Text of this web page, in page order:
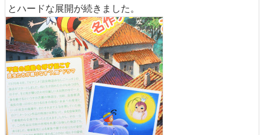
とハードな展開が続きました。